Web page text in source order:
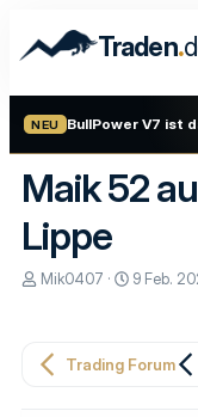
Traden.
NEU BullPower V7 ist
Maik 52
Lippe
E
l
Mik0407
E
l
9 Feb.
Trading Forum